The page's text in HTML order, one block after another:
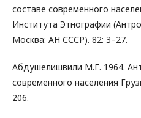
составе современного
Института Этнографии
Москва: АН СССР). 82: 3–27.
Абдушелишвили М.Г. 1964.
современного населения
206.